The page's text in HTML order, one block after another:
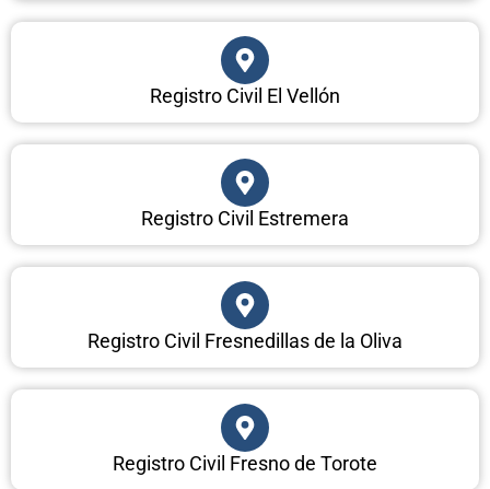
Registro Civil El Vellón
Registro Civil Estremera
Registro Civil Fresnedillas de la Oliva
Registro Civil Fresno de Torote